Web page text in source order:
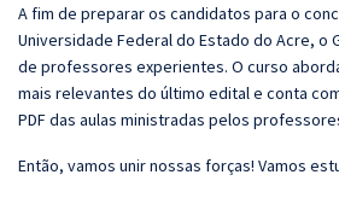
A fim de preparar os candidatos para o
Universidade Federal do Estado do Acre, o
de professores experientes. O curso
mais relevantes do último edital e conta
PDF das aulas ministradas pelos
Então, vamos unir nossas forças! Vamos